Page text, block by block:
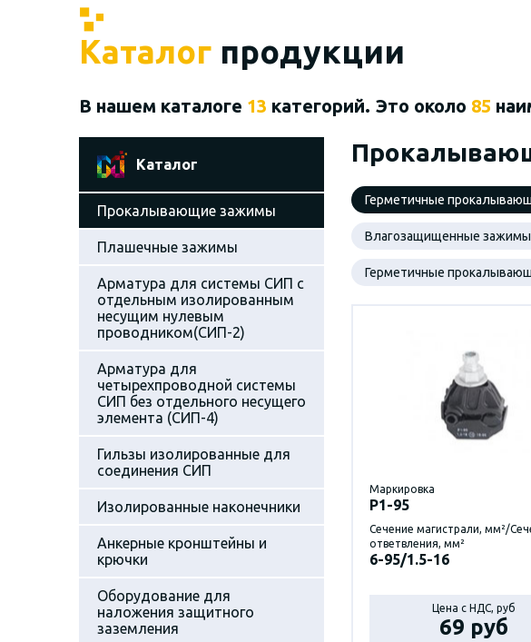
Каталог продукции
В нашем каталоге 13 категорий. Это около 85
Каталог
Прокалывающие зажимы
Плашечные зажимы
Арматура для системы СИП с
отдельным изолированным
несущим нулевым
проводником(СИП-2)
Арматура для
четырехпроводной системы
СИП без отдельного несущего
элемента (СИП-4)
Гильзы изолированные для
соединения СИП
Изолированные наконечники
Анкерные кронштейны и
крючки
Оборудование для
наложения защитного
заземления
Герметичные
Влагозащищенные зажимы
Герметичные
Маркировка
P1-95
Сечение магистрали, мм²/
ответвления, мм²
6-95/1.5-16
Цена с НДС, руб
69 руб